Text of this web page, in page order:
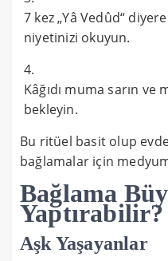
7 kez „Yâ Vedûd“
niyetinizi okuyun.
Kâğıdı muma sarın
bekleyin.
Bu ritüel basit olup
bağlamalar için
Bağlama
Yaptırabilir?
Aşk Yaşayanlar